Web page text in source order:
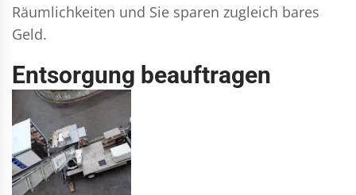
Räumlichkeiten und Sie sparen zugleich bares
Geld.
Entsorgung beauftragen